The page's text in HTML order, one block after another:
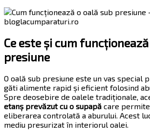
Ce este și cum
presiune
O oală sub presiune este un vas special
găti alimente rapid și eficient folosind
Spre deosebire de oalele tradiționale,
etanș prevăzut cu o supapă care
eliberarea controlată a aburului. Acest
mediu presurizat în interiorul oalei.